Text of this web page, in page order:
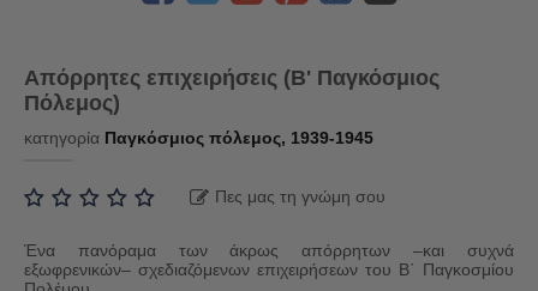
Απόρρητες επιχειρήσεις (Β' Παγκόσμιος
Πόλεμος)
κατηγορία Παγκόσμιος πόλεμος, 1939-1945
Πες μας τη γνώμη σου
Ένα πανόραμα των άκρως απόρρητων –και συχνά
εξωφρενικών– σχεδιαζόμενων επιχειρήσεων του Β΄ Παγκοσμίου